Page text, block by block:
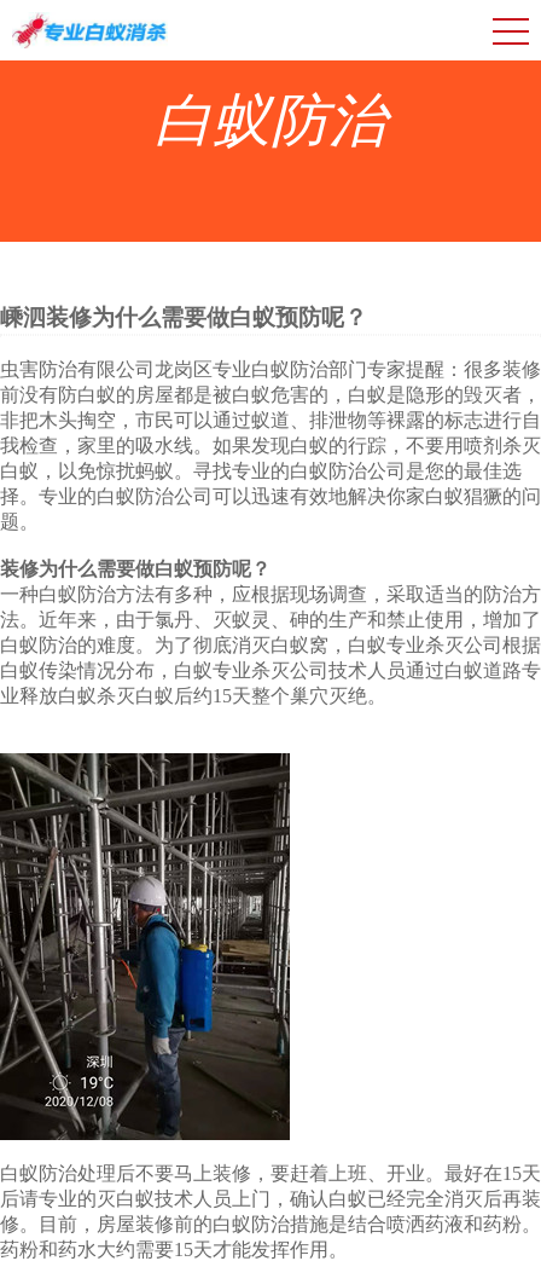
白蚁防治
嵊泗装修为什么需要做白蚁预防呢？
虫害防治有限公司龙岗区专业白蚁防治部门专家提醒：很多装修
前没有防白蚁的房屋都是被白蚁危害的，白蚁是隐形的毁灭者，
非把木头掏空，市民可以通过蚁道、排泄物等裸露的标志进行自
我检查，家里的吸水线。如果发现白蚁的行踪，不要用喷剂杀灭
白蚁，以免惊扰蚂蚁。寻找专业的白蚁防治公司是您的最佳选
择。专业的白蚁防治公司可以迅速有效地解决你家白蚁猖獗的问
题。
装修为什么需要做白蚁预防呢？
一种白蚁防治方法有多种，应根据现场调查，采取适当的防治方
法。近年来，由于氯丹、灭蚁灵、砷的生产和禁止使用，增加了
白蚁防治的难度。为了彻底消灭白蚁窝，白蚁专业杀灭公司根据
白蚁传染情况分布，白蚁专业杀灭公司技术人员通过白蚁道路专
业释放白蚁杀灭白蚁后约15天整个巢穴灭绝。
白蚁防治处理后不要马上装修，要赶着上班、开业。最好在15天
后请专业的灭白蚁技术人员上门，确认白蚁已经完全消灭后再装
修。目前，房屋装修前的白蚁防治措施是结合喷洒药液和药粉。
药粉和药水大约需要15天才能发挥作用。